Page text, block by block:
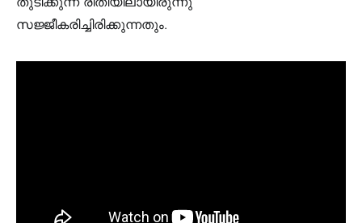
സജ്ജീകരിച്ചിരിക്കുന്നതും.